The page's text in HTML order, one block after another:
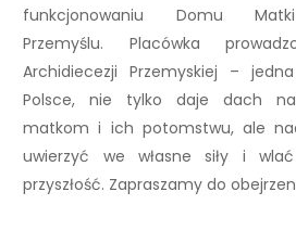
funkcjonowaniu Domu
Przemyślu. Placówka
Archidiecezji Przemyskiej –
Polsce, nie tylko daje dach
matkom i ich potomstwu, ale
uwierzyć we własne siły i
przyszłość. Zapraszamy do